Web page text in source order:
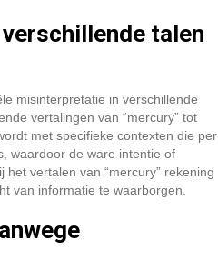
talen
misinterpretatie in verschillende
vertalingen van “mercury” tot
met specifieke contexten die per
waardoor de ware intentie of
vertalen van “mercury” rekening
van informatie te waarborgen.